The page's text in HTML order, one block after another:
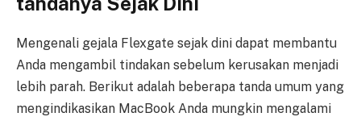
Mengenali gejala Flexgate sejak dini dapat membantu
Anda mengambil tindakan sebelum kerusakan menjadi
lebih parah. Berikut adalah beberapa tanda umum yang
mengindikasikan MacBook Anda mungkin mengalami